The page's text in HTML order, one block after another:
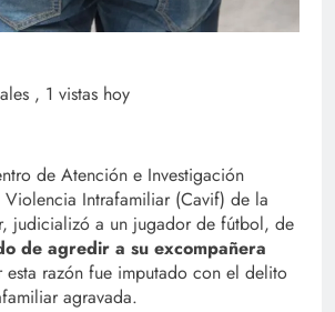
, 1 vistas hoy
de Atención e Investigación
Intrafamiliar (Cavif) de la
judicializó a un jugador de fútbol, de
de agredir a su excompañera
esta razón fue imputado con el delito
agravada.